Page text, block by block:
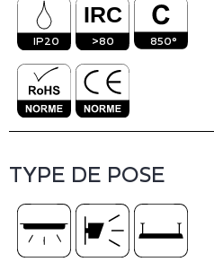
IP20 >80 850°
TYPE DE POSE